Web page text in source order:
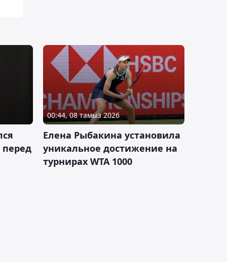
перед
00:44, 08 тамыз 2026
Елена Рыбакина установила
уникальное достижение на
турнирах WTA 1000